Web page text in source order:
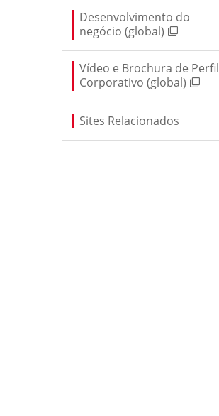
Desenvolvimento do
negócio (global)
Vídeo e Brochura de Perfil
Corporativo (global)
Sites Relacionados